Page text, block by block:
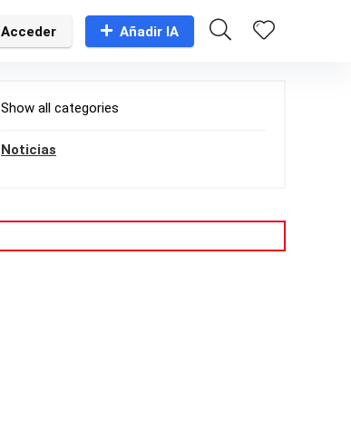
Acceder Añadir IA
Show all categories
Noticias